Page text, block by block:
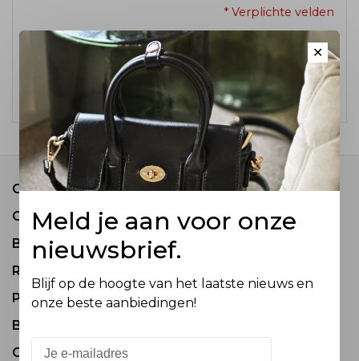
* Verplichte velden
Wachtwoord vergeten?
Inloggen
Contact
Over ons
Bestel informatie
Retourneren
Privacy Policy
Betaalmethode
Onderhoud van Tassen
✕
Meld je aan voor onze
nieuwsbrief.
Blijf op de hoogte van het laatste nieuws en
onze beste aanbiedingen!